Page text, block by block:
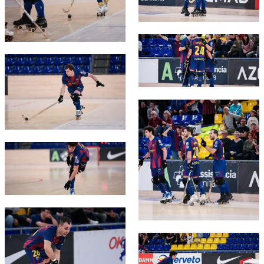
FC Barcelona club badge
FC Barcelona club badge
FC Barcelona club badge
FC Barcelona club badge
FC Barcelona club badge
FC Barcelona club badge